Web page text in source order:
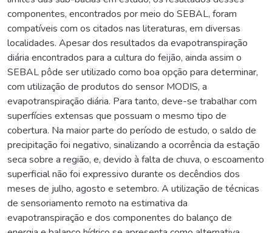
componentes, encontrados por meio do SEBAL, foram
compatíveis com os citados nas literaturas, em diversas
localidades. Apesar dos resultados da evapotranspiração
diária encontrados para a cultura do feijão, ainda assim o
SEBAL pôde ser utilizado como boa opção para determinar,
com utilização de produtos do sensor MODIS, a
evapotranspiração diária. Para tanto, deve-se trabalhar com
superfícies extensas que possuam o mesmo tipo de
cobertura. Na maior parte do período de estudo, o saldo de
precipitação foi negativo, sinalizando a ocorrência da estação
seca sobre a região, e, devido à falta de chuva, o escoamento
superficial não foi expressivo durante os decêndios dos
meses de julho, agosto e setembro. A utilização de técnicas
de sensoriamento remoto na estimativa da
evapotranspiração e dos componentes do balanço de